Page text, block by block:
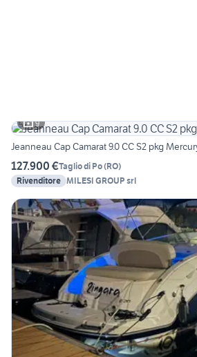
9
Jeanneau Cap Camarat 9.0 CC S2 pkg
127.900 €Taglio di Po(RO)
Rivenditore MILESI GROUP srl